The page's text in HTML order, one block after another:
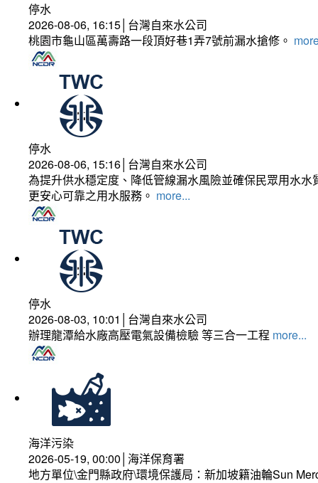
停水
2026-08-06, 16:15│台灣自來水公司
桃園市龜山區萬壽路一段頂好巷1弄7號前漏水搶修。
停水
2026-08-06, 15:16│台灣自來水公司
為提升供水穩定度、降低管線漏水風險並確保民眾用水
更安心可靠之用水服務。 more...
停水
2026-08-03, 10:01│台灣自來水公司
辦理龍潭給水廠高壓電氣設備檢驗 等三合一工程 more...
海洋污染
2026-05-19, 00:00│海洋保育署
地方單位\金門縣政府\環境保護局：新加坡籍油輪Sun